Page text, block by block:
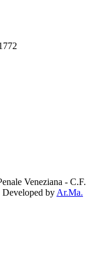
Veneziana - C.F.
Developed by Ar.Ma.